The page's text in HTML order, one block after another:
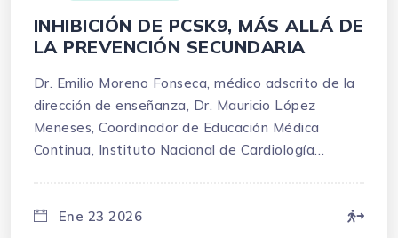
INHIBICIÓN DE PCSK9, MÁS ALLÁ DE
LA PREVENCIÓN SECUNDARIA
Dr. Emilio Moreno Fonseca, médico adscrito de la
dirección de enseñanza, Dr. Mauricio López
Meneses, Coordinador de Educación Médica
Continua, Instituto Nacional de Cardiología
Ene 23 2026